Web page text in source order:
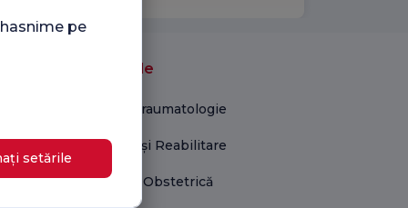
Unități medicale
Ortopedie și Traumatologie
Kinetoterapie și Reabilitare
Ginecologie și Obstetrică
pe
setările